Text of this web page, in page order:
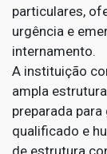
particulares,
urgência e
internamento.
A instituição
ampla
preparada
qualificado e
de estrutura